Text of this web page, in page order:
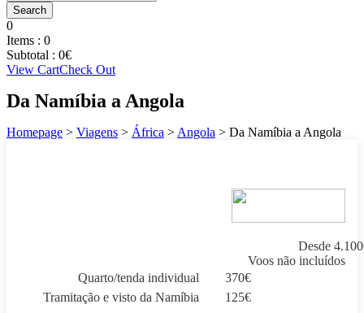
0
Items : 0
Subtotal : 0€
View CartCheck Out
Da Namíbia a Angola
Homepage > Viagens > África > Angola > Da Namíbia a Angola
Desde 4.100
Voos não incluídos
Quarto/tenda individual
370€
Tramitação e visto da Namíbia
125€